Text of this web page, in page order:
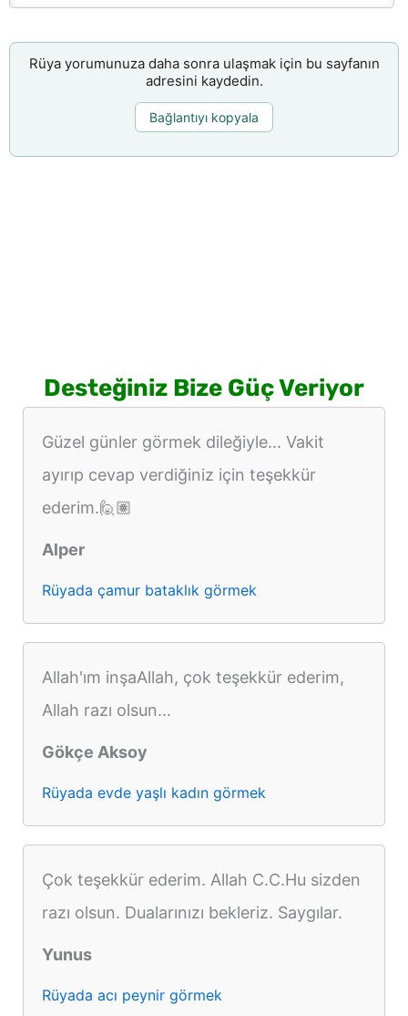
Rüya yorumunuza daha sonra ulaşmak için bu sayfanın
adresini kaydedin.
Bağlantıyı kopyala
Desteğiniz Bize Güç Veriyor
Güzel günler görmek dileğiyle... Vakit
ayırıp cevap verdiğiniz için teşekkür
ederim.🙋🏽
Alper
Rüyada çamur bataklık görmek
Allah'ım inşaAllah, çok teşekkür ederim,
Allah razı olsun...
Gökçe Aksoy
Rüyada evde yaşlı kadın görmek
Çok teşekkür ederim. Allah C.C.Hu sizden
razı olsun. Dualarınızı bekleriz. Saygılar.
Yunus
Rüyada acı peynir görmek